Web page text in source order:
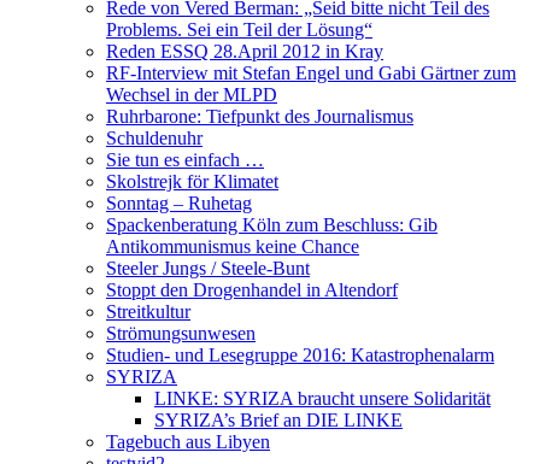
Rede von Vered Berman: „Seid bitte nicht Teil des
Problems. Sei ein Teil der Lösung“
Reden ESSQ 28.April 2012 in Kray
RF-Interview mit Stefan Engel und Gabi Gärtner zum
Wechsel in der MLPD
Ruhrbarone: Tiefpunkt des Journalismus
Schuldenuhr
Sie tun es einfach …
Skolstrejk för Klimatet
Sonntag – Ruhetag
Spackenberatung Köln zum Beschluss: Gib
Antikommunismus keine Chance
Steeler Jungs / Steele-Bunt
Stoppt den Drogenhandel in Altendorf
Streitkultur
Strömungsunwesen
Studien- und Lesegruppe 2016: Katastrophenalarm
SYRIZA
LINKE: SYRIZA braucht unsere Solidarität
SYRIZA’s Brief an DIE LINKE
Tagebuch aus Libyen